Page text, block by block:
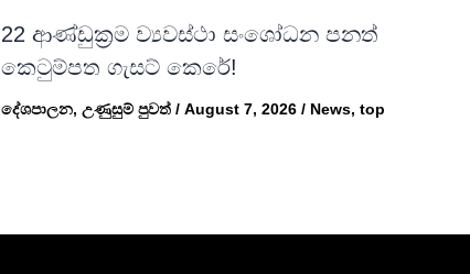
22 ආණ්ඩුක්‍රම ව්‍යවස්ථා සංශෝධන පනත්
කෙටුම්පත ගැසට් කෙරේ!
දේශපාලන,උණුසුම් පුවත් /August 7, 2026/ News,top